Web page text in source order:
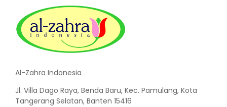
Al-Zahra Indonesia
Jl. Villa Dago Raya, Benda Baru, Kec. Pamulang, Kota
Tangerang Selatan, Banten 15416